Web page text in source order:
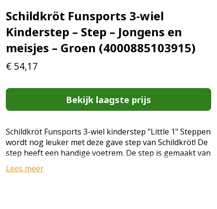
Schildkröt Funsports 3-wiel
Kinderstep – Step – Jongens en
meisjes – Groen (4000885103915)
€ 54,17
Bekijk laagste prijs
Schildkröt Funsports 3-wiel kinderstep "Little 1" Steppen
wordt nog leuker met deze gave step van Schildkröt! De
step heeft een handige voetrem. De step is gemaakt van
sterke materialen en heeft drie wielen. Specificaties:
Kleur: groen Geslacht: junior Materiaal:
Lees meer